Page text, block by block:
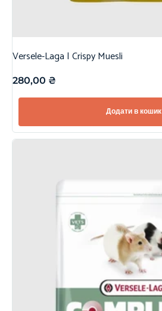
Versele-Laga | Crispy Muesli
280,00 ₴
Додати в кошик